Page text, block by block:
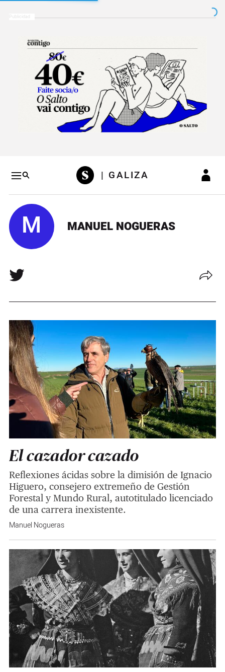
Salto a contenidoSalto a navegación
| GALIZA
M MANUEL NOGUERAS
El cazador cazado
Reflexiones ácidas sobre la dimisión de Ignacio
Higuero, consejero extremeño de Gestión
Forestal y Mundo Rural, autotitulado licenciado
de una carrera inexistente.
Manuel Nogueras